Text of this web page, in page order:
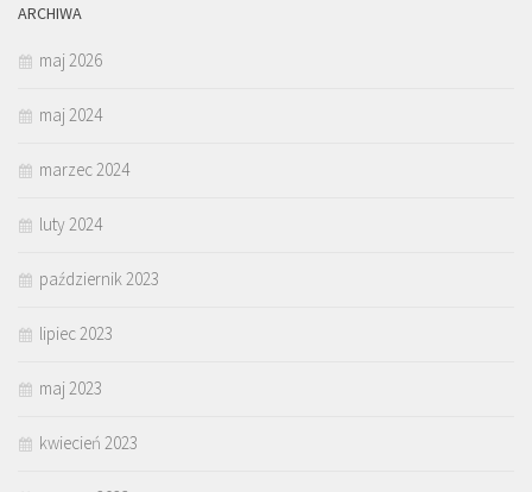
ARCHIWA
maj 2026
maj 2024
marzec 2024
luty 2024
październik 2023
lipiec 2023
maj 2023
kwiecień 2023